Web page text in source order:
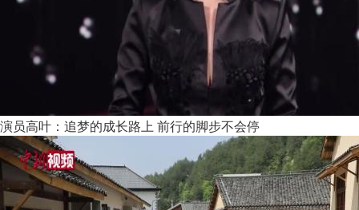
演员高叶：追梦的成长路上 前行的脚步不会停